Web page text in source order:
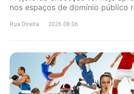
nos espaços de domínio público
Rua Direita 2026.08.06